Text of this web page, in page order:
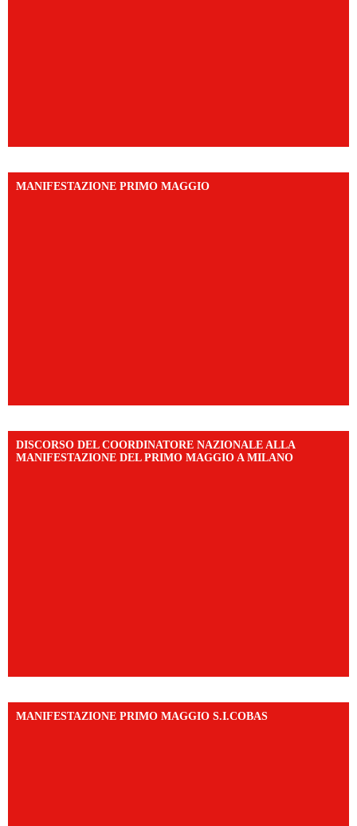
MANIFESTAZIONE PRIMO MAGGIO
DISCORSO DEL COORDINATORE NAZIONALE ALLA
MANIFESTAZIONE DEL PRIMO MAGGIO A MILANO
MANIFESTAZIONE PRIMO MAGGIO S.I.COBAS